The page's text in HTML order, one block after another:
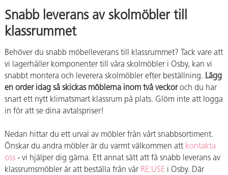
Snabb leverans av skolmöbler till
klassrummet
Behöver du snabb möbelleverans till klassrummet? Tack vare att
vi lagerhåller komponenter till våra skolmöbler i Osby, kan vi
snabbt montera och leverera skolmöbler efter beställning. Lägg
en order idag så skickas möblerna inom två veckoroch du har
snart ett nytt klimatsmart klassrum på plats. Glöm inte att logga
in för att se dina avtalspriser!
Nedan hittar du ett urval av möbler från vårt snabbsortiment.
Önskar du andra möbler är du varmt välkommen att kontakta
oss - vi hjälper dig gärna. Ett annat sätt att få snabb leverans av
klassrumsmöbler är att beställa från vår RE:USE i Osby. Där